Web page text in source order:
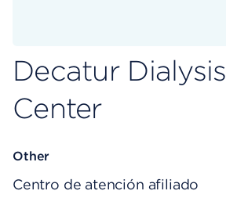
Decatur Dialysis
Center
Other
Centro de atención afiliado